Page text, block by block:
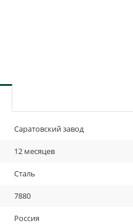
Саратовский завод
12 месяцев
Сталь
7880
Россия